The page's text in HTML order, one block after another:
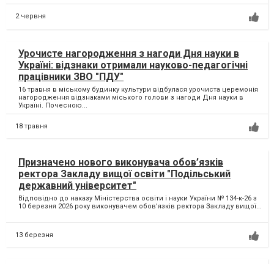
2 червня
Урочисте нагородження з нагоди Дня науки в
Україні: відзнаки отримали науково-педагогічні
працівники ЗВО "ПДУ"
16 травня в міському будинку культури відбулася урочиста церемонія
нагородження відзнаками міського голови з нагоди Дня науки в
Україні. Почесною...
18 травня
Призначено нового виконувача обов’язків
ректора Закладу вищої освіти "Подільський
державний університет"
Відповідно до наказу Міністерства освіти і науки України № 134-к-26 з
10 березня 2026 року виконувачем обов’язків ректора Закладу вищої...
13 березня